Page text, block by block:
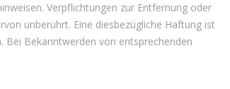
Verpflichtungen zur Entfernung oder
unberührt. Eine diesbezügliche Haftung ist
Bekanntwerden von entsprechenden